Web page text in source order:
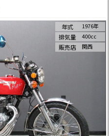
年式 1976年
排気量 400cc
販売店 関西